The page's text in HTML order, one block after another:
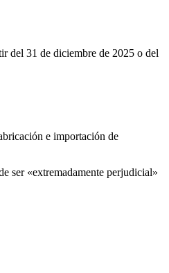
del 31 de diciembre de 2025 o del
e importación de
ser «extremadamente perjudicial»